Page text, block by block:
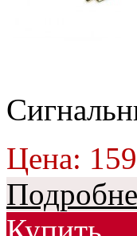
Цена: